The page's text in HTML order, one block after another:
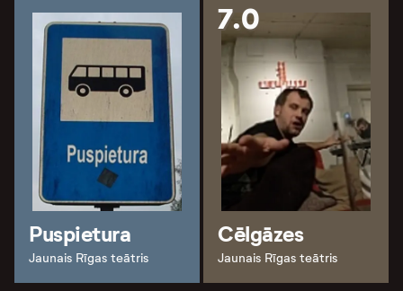
Puspietura
Jaunais Rīgas teātris
7.0
Cēlgāzes
Jaunais Rīgas teātris